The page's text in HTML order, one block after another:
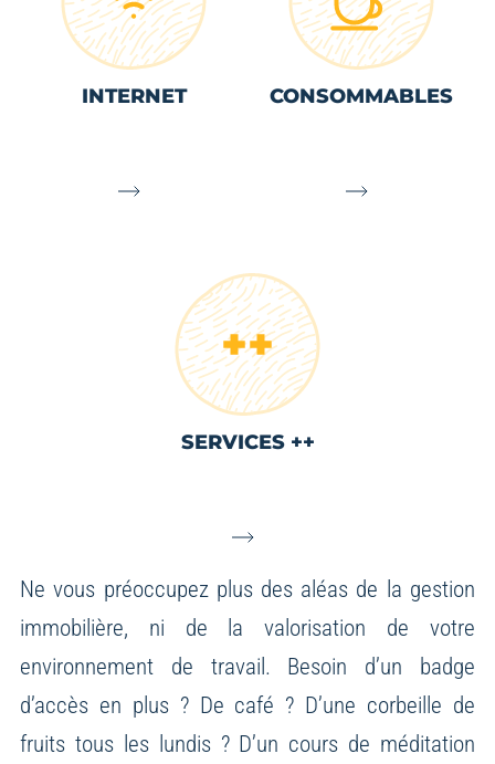
INTERNET CONSOMMABLES
SERVICES ++
Ne vous préoccupez plus des aléas de la gestion
immobilière, ni de la valorisation de votre
environnement de travail. Besoin d’un badge
d’accès en plus ? De café ? D’une corbeille de
fruits tous les lundis ? D’un cours de méditation